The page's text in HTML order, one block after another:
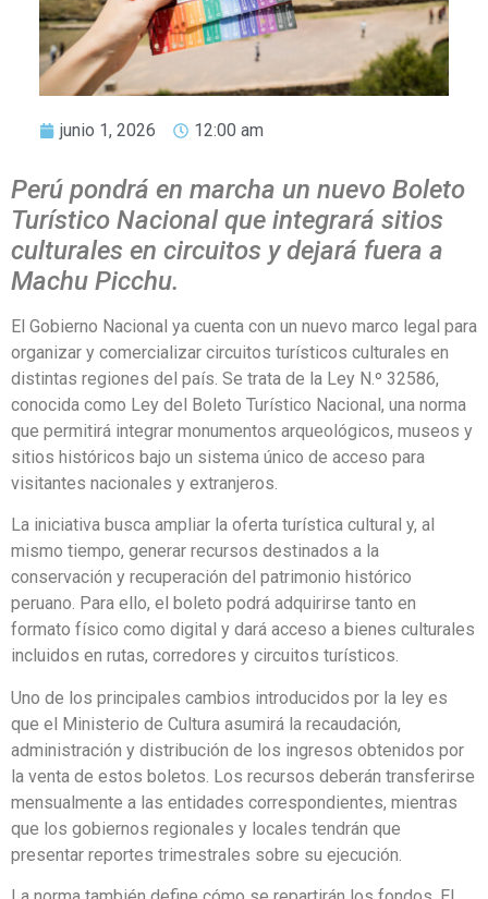
junio 1, 2026 12:00 am
Perú pondrá en marcha un nuevo Boleto
Turístico Nacional que integrará sitios
culturales en circuitos y dejará fuera a
Machu Picchu.
El Gobierno Nacional ya cuenta con un nuevo marco legal para
organizar y comercializar circuitos turísticos culturales en
distintas regiones del país. Se trata de la Ley N.º 32586,
conocida como Ley del Boleto Turístico Nacional, una norma
que permitirá integrar monumentos arqueológicos, museos y
sitios históricos bajo un sistema único de acceso para
visitantes nacionales y extranjeros.
La iniciativa busca ampliar la oferta turística cultural y, al
mismo tiempo, generar recursos destinados a la
conservación y recuperación del patrimonio histórico
peruano. Para ello, el boleto podrá adquirirse tanto en
formato físico como digital y dará acceso a bienes culturales
incluidos en rutas, corredores y circuitos turísticos.
Uno de los principales cambios introducidos por la ley es
que el Ministerio de Cultura asumirá la recaudación,
administración y distribución de los ingresos obtenidos por
la venta de estos boletos. Los recursos deberán transferirse
mensualmente a las entidades correspondientes, mientras
que los gobiernos regionales y locales tendrán que
presentar reportes trimestrales sobre su ejecución.